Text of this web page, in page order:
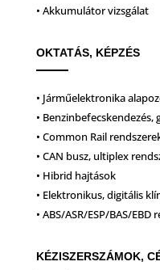
• Akkumulátor vizsgálat
OKTATÁS, KÉPZÉS
• Járműelektronika
• Benzinbefecskendezés,
• Common Rail
• CAN busz, ultiplex
• Hibrid hajtások
• Elektronikus, digitális
• ABS/ASR/ESP/BAS/EBD
KÉZISZERSZÁMOK,